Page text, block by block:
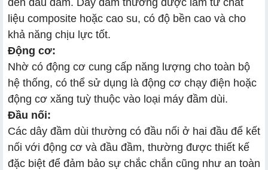
liệu composite hoặc cao su, có độ bền cao và cho
khả năng chịu lực tốt.
Động cơ:
Nhờ có động cơ cung cấp năng lượng cho toàn bộ
hệ thống, có thể sử dụng là động cơ chạy điện hoặc
động cơ xăng tuỳ thuộc vào loại máy đầm dùi.
Đầu nối:
Các dây đầm dùi thường có đầu nối ở hai đầu để kết
nối với động cơ và đầu đầm, thường được thiết kế
đặc biệt để đảm bảo sự chắc chắn cũng như an toàn